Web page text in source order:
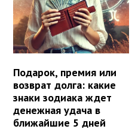
Подарок, премия или
возврат долга: какие
знаки зодиака ждет
денежная удача в
ближайшие 5 дней